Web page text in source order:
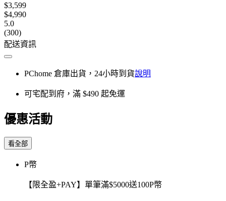
$3,599
$4,990
5.0
(300)
配送資訊
PChome 倉庫出貨，24小時到貨說明
可宅配到府，滿 $490 起免運
優惠活動
看全部
P幣
【限全盈+PAY】單筆滿$5000送100P幣